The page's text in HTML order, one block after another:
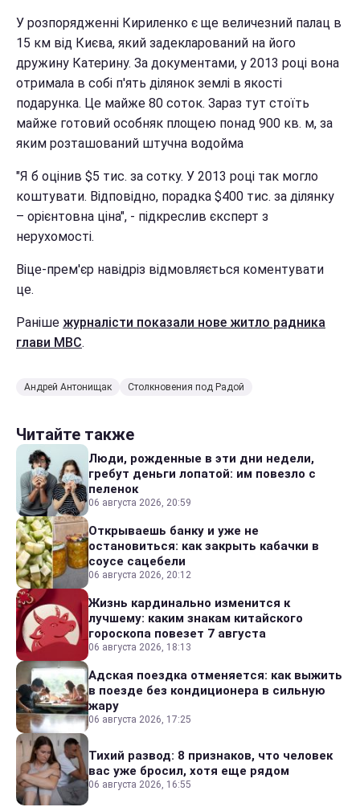
У розпорядженні Кириленко є ще величезний палац в
15 км від Києва, який задекларований на його
дружину Катерину. За документами, у 2013 році вона
отримала в собі п'ять ділянок землі в якості
подарунка. Це майже 80 соток. Зараз тут стоїть
майже готовий особняк площею понад 900 кв. м, за
яким розташований штучна водойма
"Я б оцінив $5 тис. за сотку. У 2013 році так могло
коштувати. Відповідно, порадка $400 тис. за ділянку
– орієнтовна ціна", - підкреслив єксперт з
нерухомості.
Віце-прем'єр навідріз відмовляється коментувати
це.
Раніше журналісти показали нове житло радника
глави МВС.
Андрей Антонищак Столкновения под Радой
Читайте также
Люди, рожденные в эти дни недели,
гребут деньги лопатой: им повезло с
пеленок
06 августа 2026, 20:59
Открываешь банку и уже не
остановиться: как закрыть кабачки в
соусе сацебели
06 августа 2026, 20:12
Жизнь кардинально изменится к
лучшему: каким знакам китайского
гороскопа повезет 7 августа
06 августа 2026, 18:13
Адская поездка отменяется: как выжить
в поезде без кондиционера в сильную
жару
06 августа 2026, 17:25
Тихий развод: 8 признаков, что человек
вас уже бросил, хотя еще рядом
06 августа 2026, 16:55